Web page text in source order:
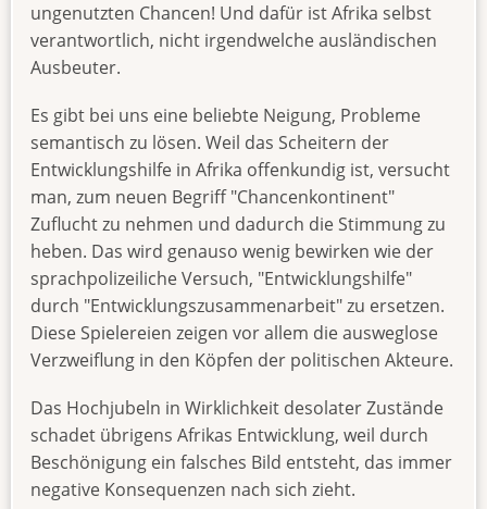
ungenutzten Chancen! Und dafür ist Afrika selbst
verantwortlich, nicht irgendwelche ausländischen
Ausbeuter.
Es gibt bei uns eine beliebte Neigung, Probleme
semantisch zu lösen. Weil das Scheitern der
Entwicklungshilfe in Afrika offenkundig ist, versucht
man, zum neuen Begriff "Chancenkontinent"
Zuflucht zu nehmen und dadurch die Stimmung zu
heben. Das wird genauso wenig bewirken wie der
sprachpolizeiliche Versuch, "Entwicklungshilfe"
durch "Entwicklungszusammenarbeit" zu ersetzen.
Diese Spielereien zeigen vor allem die ausweglose
Verzweiflung in den Köpfen der politischen Akteure.
Das Hochjubeln in Wirklichkeit desolater Zustände
schadet übrigens Afrikas Entwicklung, weil durch
Beschönigung ein falsches Bild entsteht, das immer
negative Konsequenzen nach sich zieht.